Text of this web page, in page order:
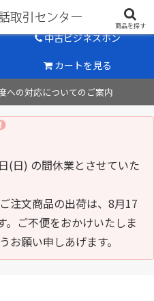
売のパイオニア
中古ビジネスホン
カートを見る
の対応についてのご案内
(日) の間休業とさせていた
注文商品の出荷は、8月17
。ご不便をおかけいたしま
お願い申しあげます。
商品を探す